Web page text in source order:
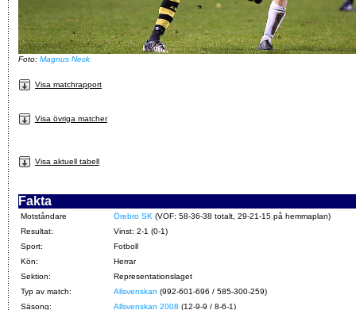
Foto: Magnus Neck
Visa matchrapport
Visa övriga matcher
Visa aktuell tabell
Fakta
Motståndare Örebro SK (VOF: 58-36-38 totalt, 29-21-15 på hemmaplan)
Resultat:
Vinst: 2-1 (0-1)
Sport:
Fotboll
Kön:
Herrar
Sektion:
Representationslaget
Typ av match:
Allsvenskan (992-601-696 / 585-300-259)
Säsong:
Allsvenskan 2008 (12-9-9 / 8-6-1)